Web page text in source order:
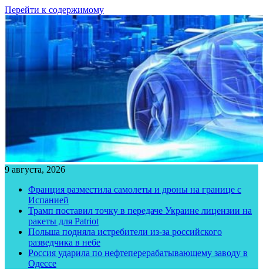
Перейти к содержимому
9 августа, 2026
Франция разместила самолеты и дроны на границе с
Испанией
Трамп поставил точку в передаче Украине лицензии на
ракеты для Patriot
Польша подняла истребители из-за российского
разведчика в небе
Россия ударила по нефтеперерабатывающему заводу в
Одессе